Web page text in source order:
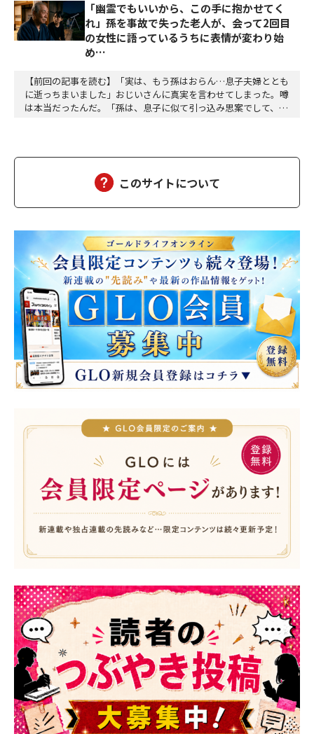
「幽霊でもいいから、この手に抱かせてく
れ」孫を事故で失った老人が、会って2回目
の女性に語っているうちに表情が変わり始
め…
【前回の記事を読む】「実は、もう孫はおらん…息子夫婦ととも
に逝っちまいました」おじいさんに真実を言わせてしまった。噂
は本当だったんだ。「孫は、息子に似て引っ込み思案でして、身
塞ぐわけにもいかない。「仲の良い子もおらず、ず…
このサイトについて